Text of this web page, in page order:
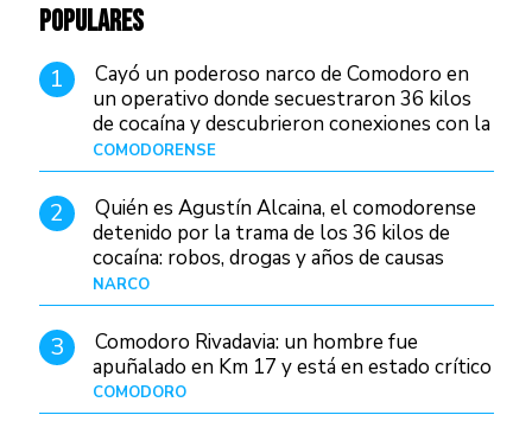
POPULARES
1
Cayó un poderoso narco de Comodoro en
un operativo donde secuestraron 36 kilos
de cocaína y descubrieron conexiones con la
Patagonia
COMODORENSE
2
Quién es Agustín Alcaina, el comodorense
detenido por la trama de los 36 kilos de
cocaína: robos, drogas y años de causas
judiciales
NARCO
3
Comodoro Rivadavia: un hombre fue
apuñalado en Km 17 y está en estado crítico
COMODORO